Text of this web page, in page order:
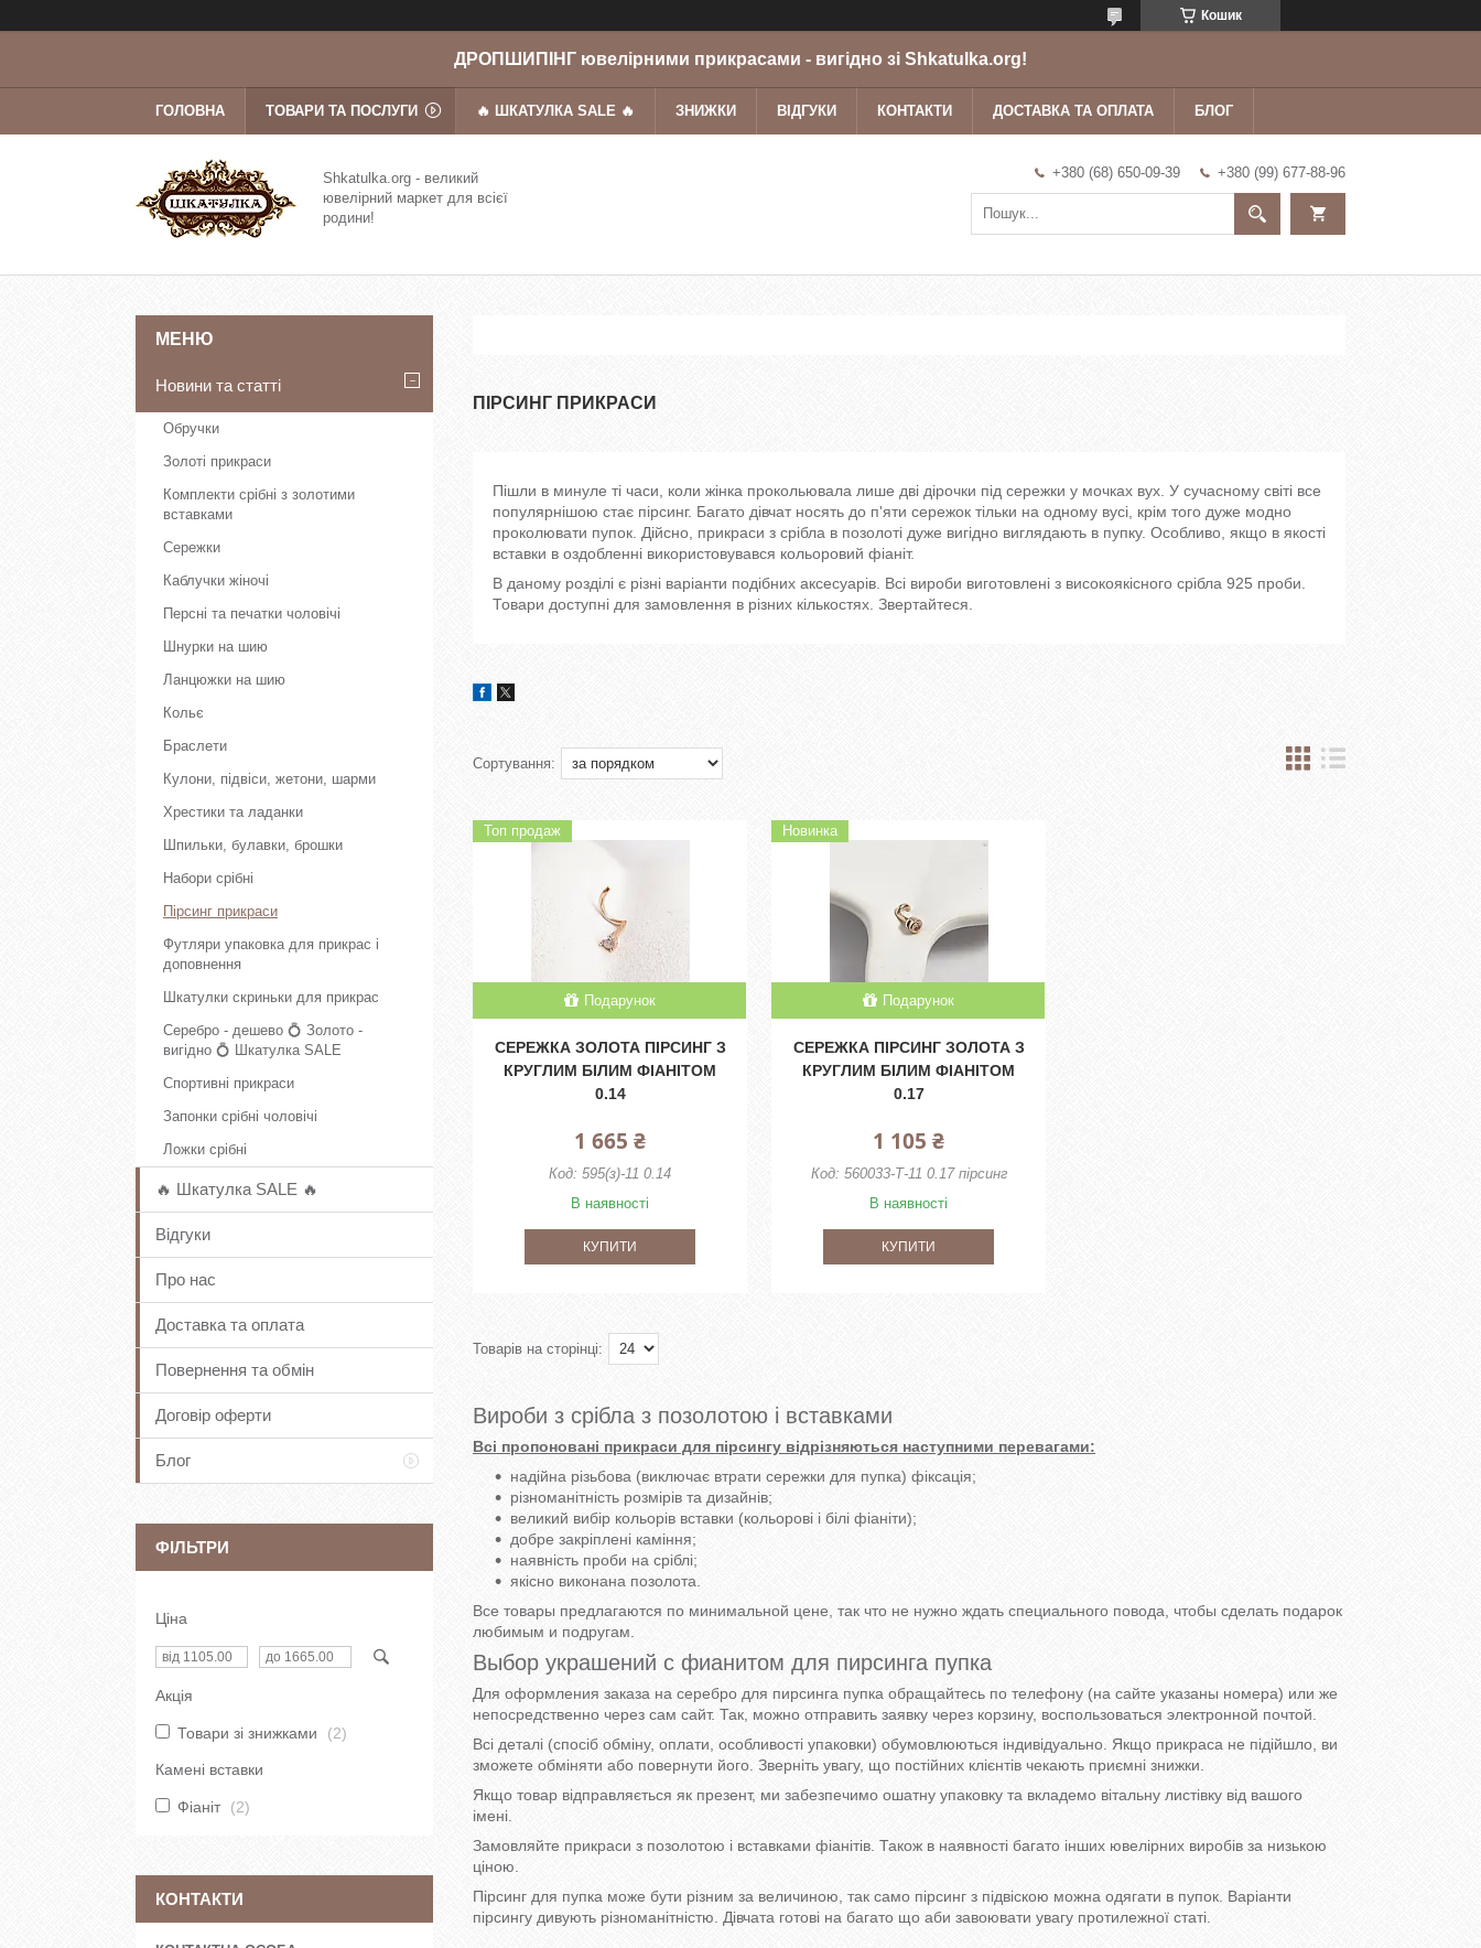
Кошик
ДРОПШИПІНГ ювелірними прикрасами - вигідно зі Shkatulka.org!
ГОЛОВНА ТОВАРИ ТА ПОСЛУГИ 🔥 ШКАТУЛКА SALE 🔥 ЗНИЖКИ ВІДГУКИ КОНТАКТИ ДОСТАВКА ТА ОПЛАТА БЛОГ
Shkatulka.org - великий
ювелірний маркет для всієї
родини!
+380 (68) 650-09-39 +380 (99) 677-88-96
ПІРСИНГ ПРИКРАСИ
Пішли в минуле ті часи, коли жінка прокольювала лише дві дірочки під сережки у мочках вух. У сучасному світі все
популярнішою стає пірсинг. Багато дівчат носять до п'яти сережок тільки на одному вусі, крім того дуже модно
проколювати пупок. Дійсно, прикраси з срібла в позолоті дуже вигідно виглядають в пупку. Особливо, якщо в якості
вставки в оздобленні використовувався кольоровий фіаніт.
В даному розділі є різні варіанти подібних аксесуарів. Всі вироби виготовлені з високоякісного срібла 925 проби.
Товари доступні для замовлення в різних кількостях. Звертайтеся.
Топ продаж
Подарунок
СЕРЕЖКА ЗОЛОТА ПІРСИНГ З
КРУГЛИМ БІЛИМ ФІАНІТОМ
0.14
1 665 ₴
595(з)-11 0.14
В наявності
КУПИТИ
Новинка
Подарунок
СЕРЕЖКА ПІРСИНГ ЗОЛОТА З
КРУГЛИМ БІЛИМ ФІАНІТОМ
0.17
1 105 ₴
560033-Т-11 0.17 пірсинг
В наявності
КУПИТИ
Вироби з срібла з позолотою і вставками
Всі пропоновані прикраси для пірсингу відрізняються наступними перевагами:
надійна різьбова (виключає втрати сережки для пупка) фіксація;
різноманітність розмірів та дизайнів;
великий вибір кольорів вставки (кольорові і білі фіаніти);
добре закріплені каміння;
наявність проби на сріблі;
якісно виконана позолота.
Все товары предлагаются по минимальной цене, так что не нужно ждать специального повода, чтобы сделать подарок
любимым и подругам.
Выбор украшений с фианитом для пирсинга пупка
Для оформления заказа на серебро для пирсинга пупка обращайтесь по телефону (на сайте указаны номера) или же
непосредственно через сам сайт. Так, можно отправить заявку через корзину, воспользоваться электронной почтой.
Всі деталі (спосіб обміну, оплати, особливості упаковки) обумовлюються індивідуально. Якщо прикраса не підійшло, ви
зможете обміняти або повернути його. Зверніть увагу, що постійних клієнтів чекають приємні знижки.
Якщо товар відправляється як презент, ми забезпечимо ошатну упаковку та вкладемо вітальну листівку від вашого
імені.
Замовляйте прикраси з позолотою і вставками фіанітів. Також в наявності багато інших ювелірних виробів за низькою
ціною.
Пірсинг для пупка може бути різним за величиною, так само пірсинг з підвіскою можна одягати в пупок. Варіанти
пірсингу дивують різноманітністю. Дівчата готові на багато що аби завоювати увагу протилежної статі.
Новини та статті
Обручки
Золоті прикраси
Комплекти срібні з золотими
вставками
Сережки
Каблучки жіночі
Персні та печатки чоловічі
Шнурки на шию
Ланцюжки на шию
Кольє
Браслети
Кулони, підвіси, жетони, шарми
Хрестики та ладанки
Шпильки, булавки, брошки
Набори срібні
Пірсинг прикраси
Футляри упаковка для прикрас і
доповнення
Шкатулки скриньки для прикрас
Серебро - дешево 💍 Золото -
вигідно 💍 Шкатулка SALE
Спортивні прикраси
Запонки срібні чоловічі
Ложки срібні
🔥 Шкатулка SALE 🔥
Відгуки
Про нас
Доставка та оплата
Повернення та обмін
Договір оферти
Блог
ФІЛЬТРИ
Ціна
Акція
Товари зі знижками 2
Камені вставки
Фіаніт 2
КОНТАКТИ